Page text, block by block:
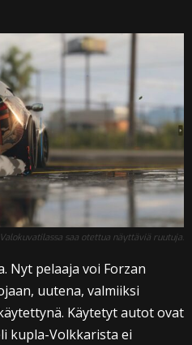
Valokuvatilassa saa otettua näyttäviä ruutuja.
Nyt pelaaja voi Forzan
uutena, valmiiksi
Käytetyt autot ovat
kupla-Volkkarista ei